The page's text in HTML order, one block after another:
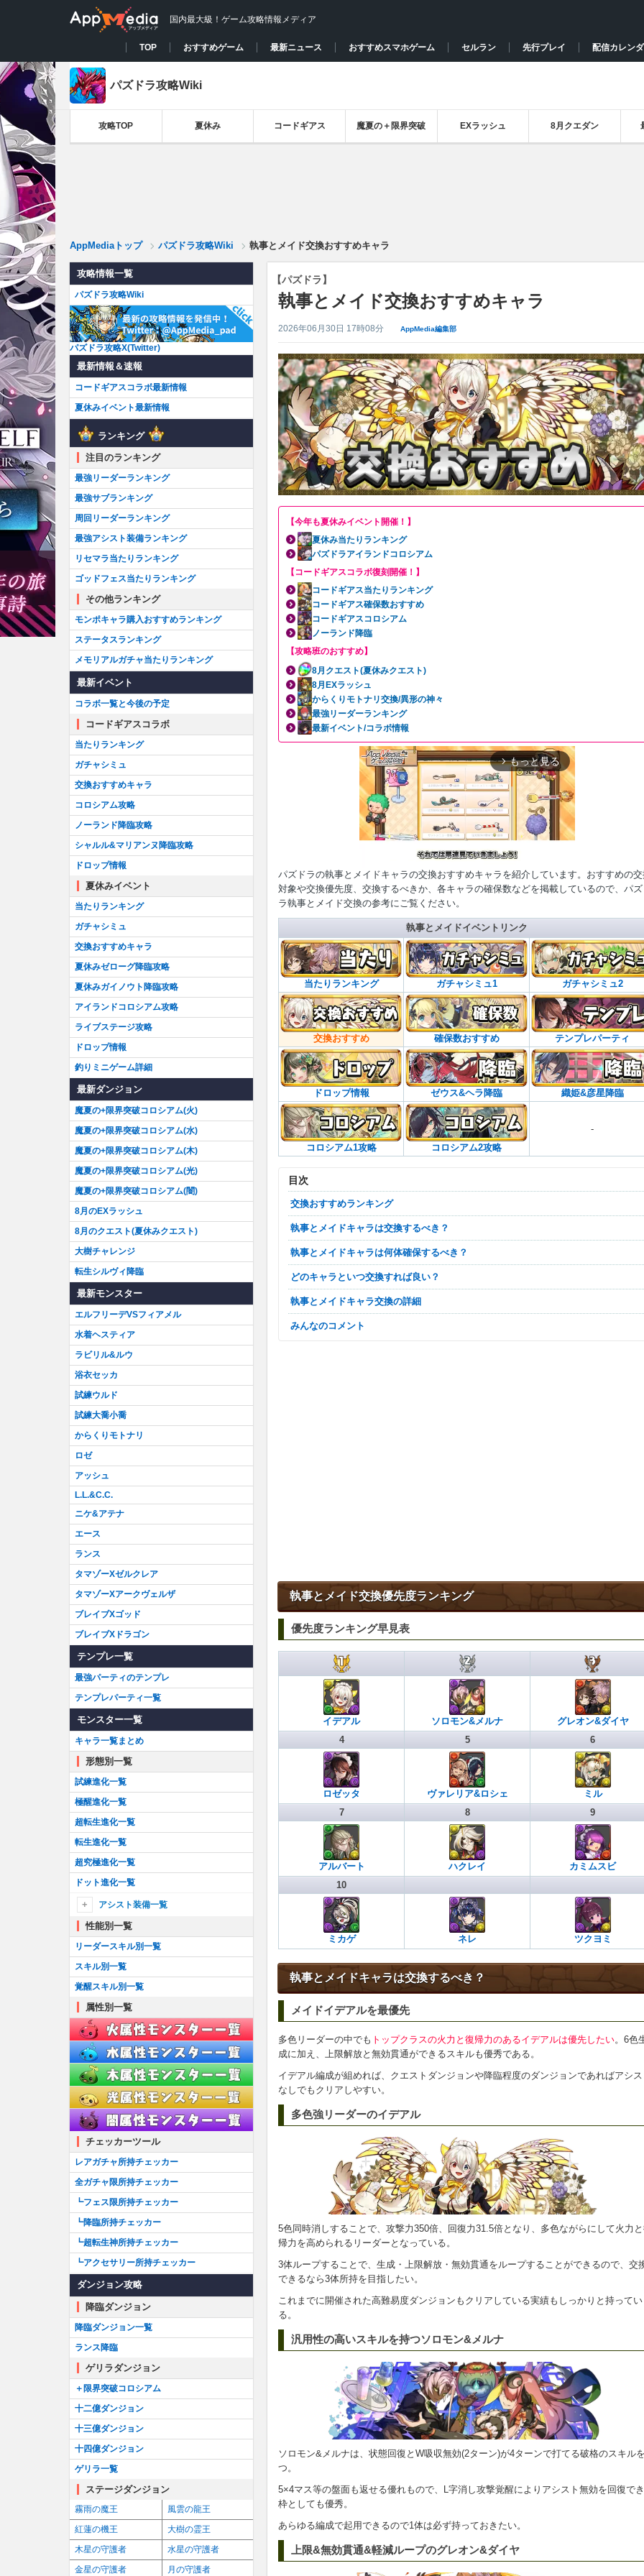
国内最大級！ゲーム攻略情報メディア
TOP おすすめゲーム 最新ニュース おすすめスマホゲーム セルラン 先行プレイ 配信カレン
パズドラ攻略Wiki
攻略TOP 夏休み コードギアス 魔夏の＋限界突破 EXラッシュ 8月クエダン
AppMediaトップ パズドラ攻略Wiki 執事とメイド交換おすすめキャラ
【パズドラ】
執事とメイド交換おすすめキャラ
2026年06月30日 17時08分 AppMedia編集部
【今年も夏休みイベント開催！】
夏休み当たりランキング
パズドラアイランドコロシアム
【コードギアスコラボ復刻開催！】
コードギアス当たりランキング
コードギアス確保数おすすめ
コードギアスコロシアム
ノーランド降臨
【攻略班のおすすめ】
8月クエスト(夏休みクエスト)
8月EXラッシュ
からくりモトナリ交換/異形の神々
最強リーダーランキング
最新イベント/コラボ情報
arrow_forward_ios もっと見る
Mute
パズドラの執事とメイドキャラの交換おすすめキャラを紹介しています。おすすめの
対象や交換優先度、交換するべきか、各キャラの確保数などを掲載しているので、パズ
ラ執事とメイド交換の参考にご覧ください。
執事とメイドイベントリンク
当たりランキング ガチャシミュ1 ガチャシミュ2
交換おすすめ 確保数おすすめ テンプレパーティ
ドロップ情報 ゼウス&ヘラ降臨 織姫&彦星降臨
コロシアム1攻略 コロシアム2攻略
-
目次
交換おすすめランキング
執事とメイドキャラは交換するべき？
執事とメイドキャラは何体確保するべき？
どのキャラといつ交換すれば良い？
執事とメイドキャラ交換の詳細
みんなのコメント
執事とメイド交換優先度ランキング
優先度ランキング早見表
イデアル ソロモン&メルナ
グレオン&ダイヤ
4
5 6
ロゼッタ ヴァレリア&ロシェ
ミル
7
8 9
アルバート ハクレイ
カミムスビ
10
ミカゲ ネレ ツクヨミ
執事とメイドキャラは交換するべき？
メイドイデアルを最優先
多色リーダーの中でも トップクラスの火力と復帰力のあるイデアルは優先したい。6色
成に加え、上限解放と無効貫通ができるスキルも優秀である。
イデアル編成が組めれば、クエストダンジョンや降臨程度のダンジョンであればアシス
なしでもクリアしやすい。
多色強リーダーのイデアル
5色同時消しすることで、攻撃力350倍、回復力31.5倍となり、多色ながらにして火力
帰力を高められるリーダーとなっている。
3体ループすることで、生成・上限解放・無効貫通をループすることができるので、交
できるなら3体所持を目指したい。
これまでに開催された高難易度ダンジョンもクリアしている実績もしっかりと持ってい
る。
汎用性の高いスキルを持つソロモン&メルナ
ソロモン&メルナは、状態回復とW吸収無効(2ターン)が4ターンで打てる破格のスキル
つ。
5×4マス等の盤面も返せる優れもので、L字消し攻撃覚醒によりアシスト無効を回復で
枠としても優秀。
あらゆる編成で起用できるので1体は必ず持っておきたい。
上限&無効貫通&軽減ループのグレオン&ダイヤ
攻略情報一覧
パズドラ攻略Wiki
パズドラ攻略X(Twitter)
最新情報＆速報
コードギアスコラボ最新情報
夏休みイベント最新情報
ランキング
注目のランキング
最強リーダーランキング
最強サブランキング
周回リーダーランキング
最強アシスト装備ランキング
リセマラ当たりランキング
ゴッドフェス当たりランキング
その他ランキング
モンポキャラ購入おすすめランキング
ステータスランキング
メモリアルガチャ当たりランキング
最新イベント
コラボ一覧と今後の予定
コードギアスコラボ
当たりランキング
ガチャシミュ
交換おすすめキャラ
コロシアム攻略
ノーランド降臨攻略
シャルル&マリアンヌ降臨攻略
ドロップ情報
夏休みイベント
当たりランキング
ガチャシミュ
交換おすすめキャラ
夏休みゼローグ降臨攻略
夏休みガイノウト降臨攻略
アイランドコロシアム攻略
ライブステージ攻略
ドロップ情報
釣りミニゲーム詳細
最新ダンジョン
魔夏の+限界突破コロシアム(火)
魔夏の+限界突破コロシアム(水)
魔夏の+限界突破コロシアム(木)
魔夏の+限界突破コロシアム(光)
魔夏の+限界突破コロシアム(闇)
8月のEXラッシュ
8月のクエスト(夏休みクエスト)
大樹チャレンジ
転生シルヴィ降臨
最新モンスター
エルフリーデVSフィアメル
水着ヘスティア
ラビリル&ルウ
浴衣セッカ
試練ウルド
試練大喬小喬
からくりモトナリ
ロゼ
アッシュ
L.L.&C.C.
ニケ&アテナ
エース
ランス
タマゾーXゼルクレア
タマゾーXアークヴェルザ
ブレイブXゴッド
ブレイブXドラゴン
テンプレ一覧
最強パーティのテンプレ
テンプレパーティ一覧
モンスター一覧
キャラ一覧まとめ
形態別一覧
試練進化一覧
極醒進化一覧
超転生進化一覧
転生進化一覧
超究極進化一覧
ドット進化一覧
アシスト装備一覧
アシスト装備一覧
┗アシスト進化のやり方
耳飾り一覧
首飾り一覧
ブローチ一覧
ブレスレット一覧
ティアラ一覧
櫛一覧
懐中時計一覧
性能別一覧
リーダースキル別一覧
スキル別一覧
覚醒スキル別一覧
属性別一覧
チェッカーツール
レアガチャ所持チェッカー
全ガチャ限所持チェッカー
┗フェス限所持チェッカー
┗降臨所持チェッカー
┗超転生神所持チェッカー
┗アクセサリー所持チェッカー
ダンジョン攻略
降臨ダンジョン
降臨ダンジョン一覧
ランス降臨
ゲリラダンジョン
＋限界突破コロシアム
十二億ダンジョン
十三億ダンジョン
十四億ダンジョン
ゲリラ一覧
ステージダンジョン
霧雨の魔王
風雲の龍王
紅蓮の機王
大樹の霊王
木星の守護者
水星の守護者
金星の守護者
月の守護者